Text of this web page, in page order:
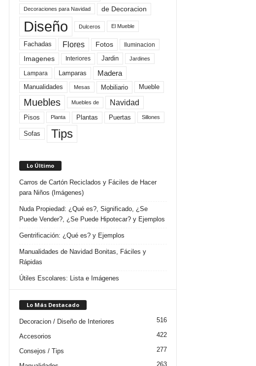
Decoraciones para Navidad de Decoracion
Diseño Dulceros El Mueble
Fachadas Flores Fotos Iluminacion
Imagenes Interiores Jardin Jardines
Lampara Lamparas Madera
Manualidades Mesas Mobiliario Mueble
Muebles Muebles de Navidad
Pisos Planta Plantas Puertas Sillones
Sofas Tips
Lo Último
Carros de Cartón Reciclados y Fáciles de Hacer
para Niños (Imágenes)
Nuda Propiedad: ¿Qué es?, Significado, ¿Se
Puede Vender?, ¿Se Puede Hipotecar? y Ejemplos
Gentrificación: ¿Qué es? y Ejemplos
Manualidades de Navidad Bonitas, Fáciles y
Rápidas
Útiles Escolares: Lista e Imágenes
Lo Más Destacado
Decoracion / Diseño de Interiores 516
Accesorios 422
Consejos / Tips 277
263